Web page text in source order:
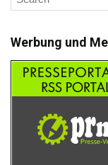
Werbung und